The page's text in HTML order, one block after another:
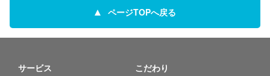
ページTOPへ戻る
サービス こだわり